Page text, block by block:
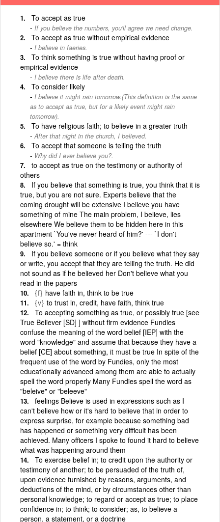
To accept as true
If you believe the numbers, you'll agree we need change.
To accept as true without empirical evidence
I believe in faeries.
To think something is true without having proof or
empirical evidence
I believe there is life after death.
To consider likely
I believe it might rain tomorrow.(This definition is the same
as to accept as true, but for a likely event might rain
tomorrow).
To have religious faith; to believe in a greater truth
After that night in the church, I believed.
To accept that someone is telling the truth
Why did I ever believe you?.
to accept as true on the testimony or authority of
others
If you believe that something is true, you think that it is
true, but you are not sure. Experts believe that the
coming drought will be extensive I believe you have
something of mine The main problem, I believe, lies
elsewhere We believe them to be hidden here in this
apartment `You've never heard of him?' --- `I don't
believe so.' = think
If you believe someone or if you believe what they say
or write, you accept that they are telling the truth. He did
not sound as if he believed her Don't believe what you
read in the papers
{f} have faith in, think to be true
{v} to trust in, credit, have faith, think true
To accepting something as true, or possibly true [see
True Believer [SD] ] without firm evidence Fundies
confuse the meaning of the word belief [IEP] with the
word "knowledge" and assume that because they have a
belief [CE] about something, it must be true In spite of the
frequent use of the word by Fundies, only the most
educationally advanced among them are able to actually
spell the word properly Many Fundies spell the word as
"beleive" or "beleeve"
feelings Believe is used in expressions such as I
can't believe how or it's hard to believe that in order to
express surprise, for example because something bad
has happened or something very difficult has been
achieved. Many officers I spoke to found it hard to believe
what was happening around them
To exercise belief in; to credit upon the authority or
testimony of another; to be persuaded of the truth of,
upon evidence furnished by reasons, arguments, and
deductions of the mind, or by circumstances other than
personal knowledge; to regard or accept as true; to place
confidence in; to think; to consider; as, to believe a
person, a statement, or a doctrine